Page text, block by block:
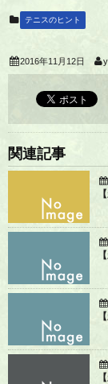
テニスのヒント
2016年11月12日
関連記事